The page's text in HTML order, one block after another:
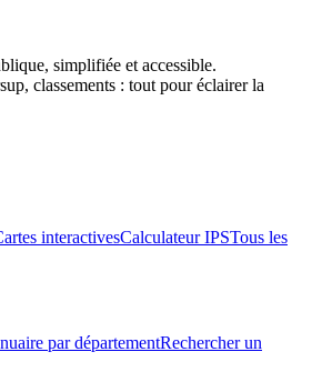
simplifiée et accessible.
classements : tout pour éclairer la
interactivesCalculateur IPSTous les
par départementRechercher un